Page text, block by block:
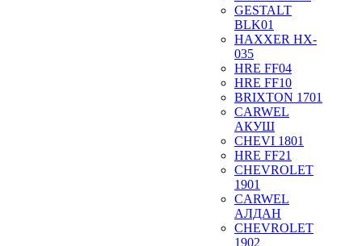
GESTALT
BLK01
HAXXER HX-
035
HRE FF04
HRE FF10
BRIXTON 1701
CARWEL
АКУШ
CHEVI 1801
HRE FF21
CHEVROLET
1901
CARWEL
АЛДАН
CHEVROLET
1902